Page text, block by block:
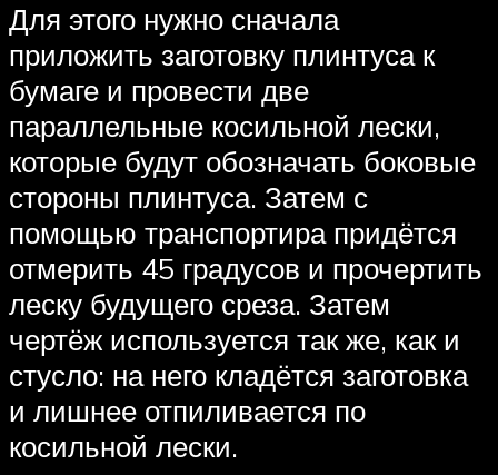
Для этого нужно сначала
приложить заготовку плинтуса к
бумаге и провести две
параллельные косильной лески,
которые будут обозначать боковые
стороны плинтуса. Затем с
помощью транспортира придётся
отмерить 45 градусов и прочертить
леску будущего среза. Затем
чертёж используется так же, как и
стусло: на него кладётся заготовка
и лишнее отпиливается по
косильной лески.